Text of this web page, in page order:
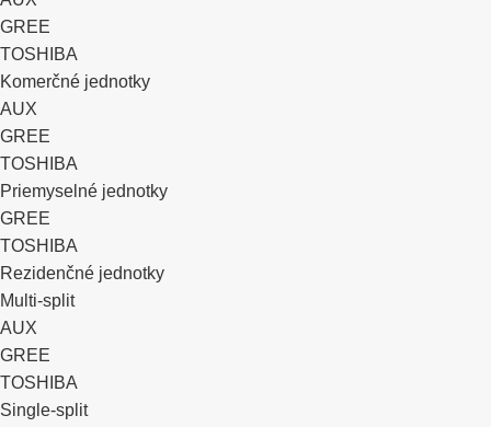
GREE
TOSHIBA
Komerčné jednotky
AUX
GREE
TOSHIBA
Priemyselné jednotky
GREE
TOSHIBA
Rezidenčné jednotky
Multi-split
AUX
GREE
TOSHIBA
Single-split